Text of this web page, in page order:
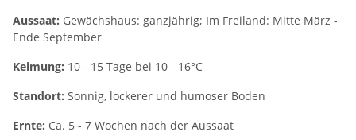
Aussaat: Gewächshaus: ganzjährig; Im Freiland: Mitte März -
Ende September
Keimung: 10 - 15 Tage bei 10 - 16°C
Standort: Sonnig, lockerer und humoser Boden
Ernte: Ca. 5 - 7 Wochen nach der Aussaat